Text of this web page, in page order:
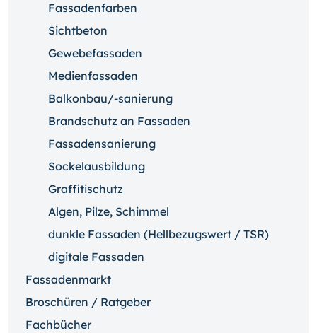
Fassadenfarben
Sichtbeton
Gewebefassaden
Medienfassaden
Balkonbau/-sanierung
Brandschutz an Fassaden
Fassadensanierung
Sockelausbildung
Graffitischutz
Algen, Pilze, Schimmel
dunkle Fassaden (Hellbezugswert / TSR)
digitale Fassaden
Fassadenmarkt
Broschüren / Ratgeber
Fachbücher